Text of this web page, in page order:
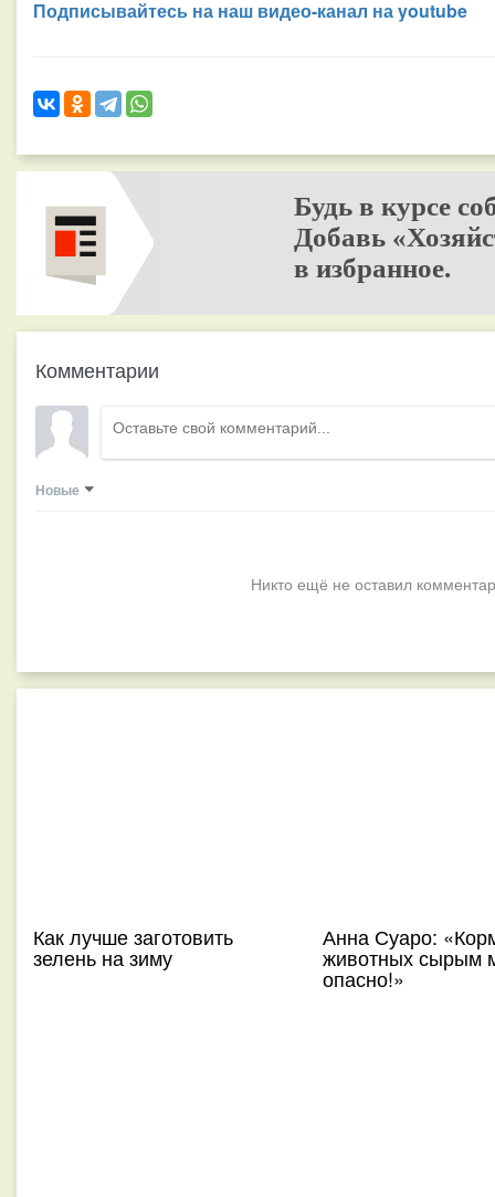
Подписывайтесь на наш видео-канал на youtube
Будь в курсе
Добавь
в избранное.
Комментарии
Новые
Никто ещё не оставил
Как лучше заготовить
зелень на зиму
Анна Суаро:
животных сырым
опасно!»